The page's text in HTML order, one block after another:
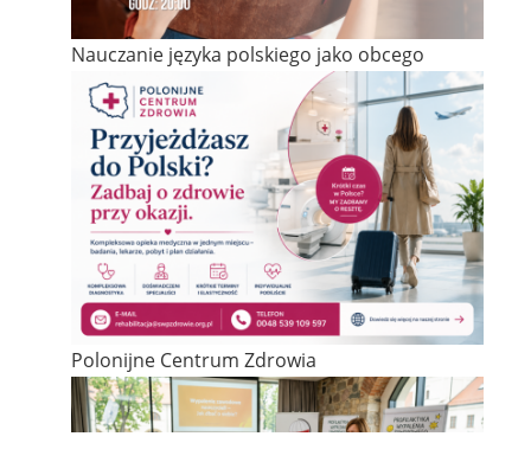
Nauczanie języka polskiego jako obcego
Polonijne Centrum Zdrowia